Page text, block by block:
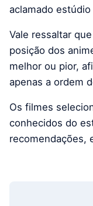
aclamado estúdio
Vale ressaltar
posição dos
melhor ou pior,
apenas a ordem
Os filmes
conhecidos do
recomendações,